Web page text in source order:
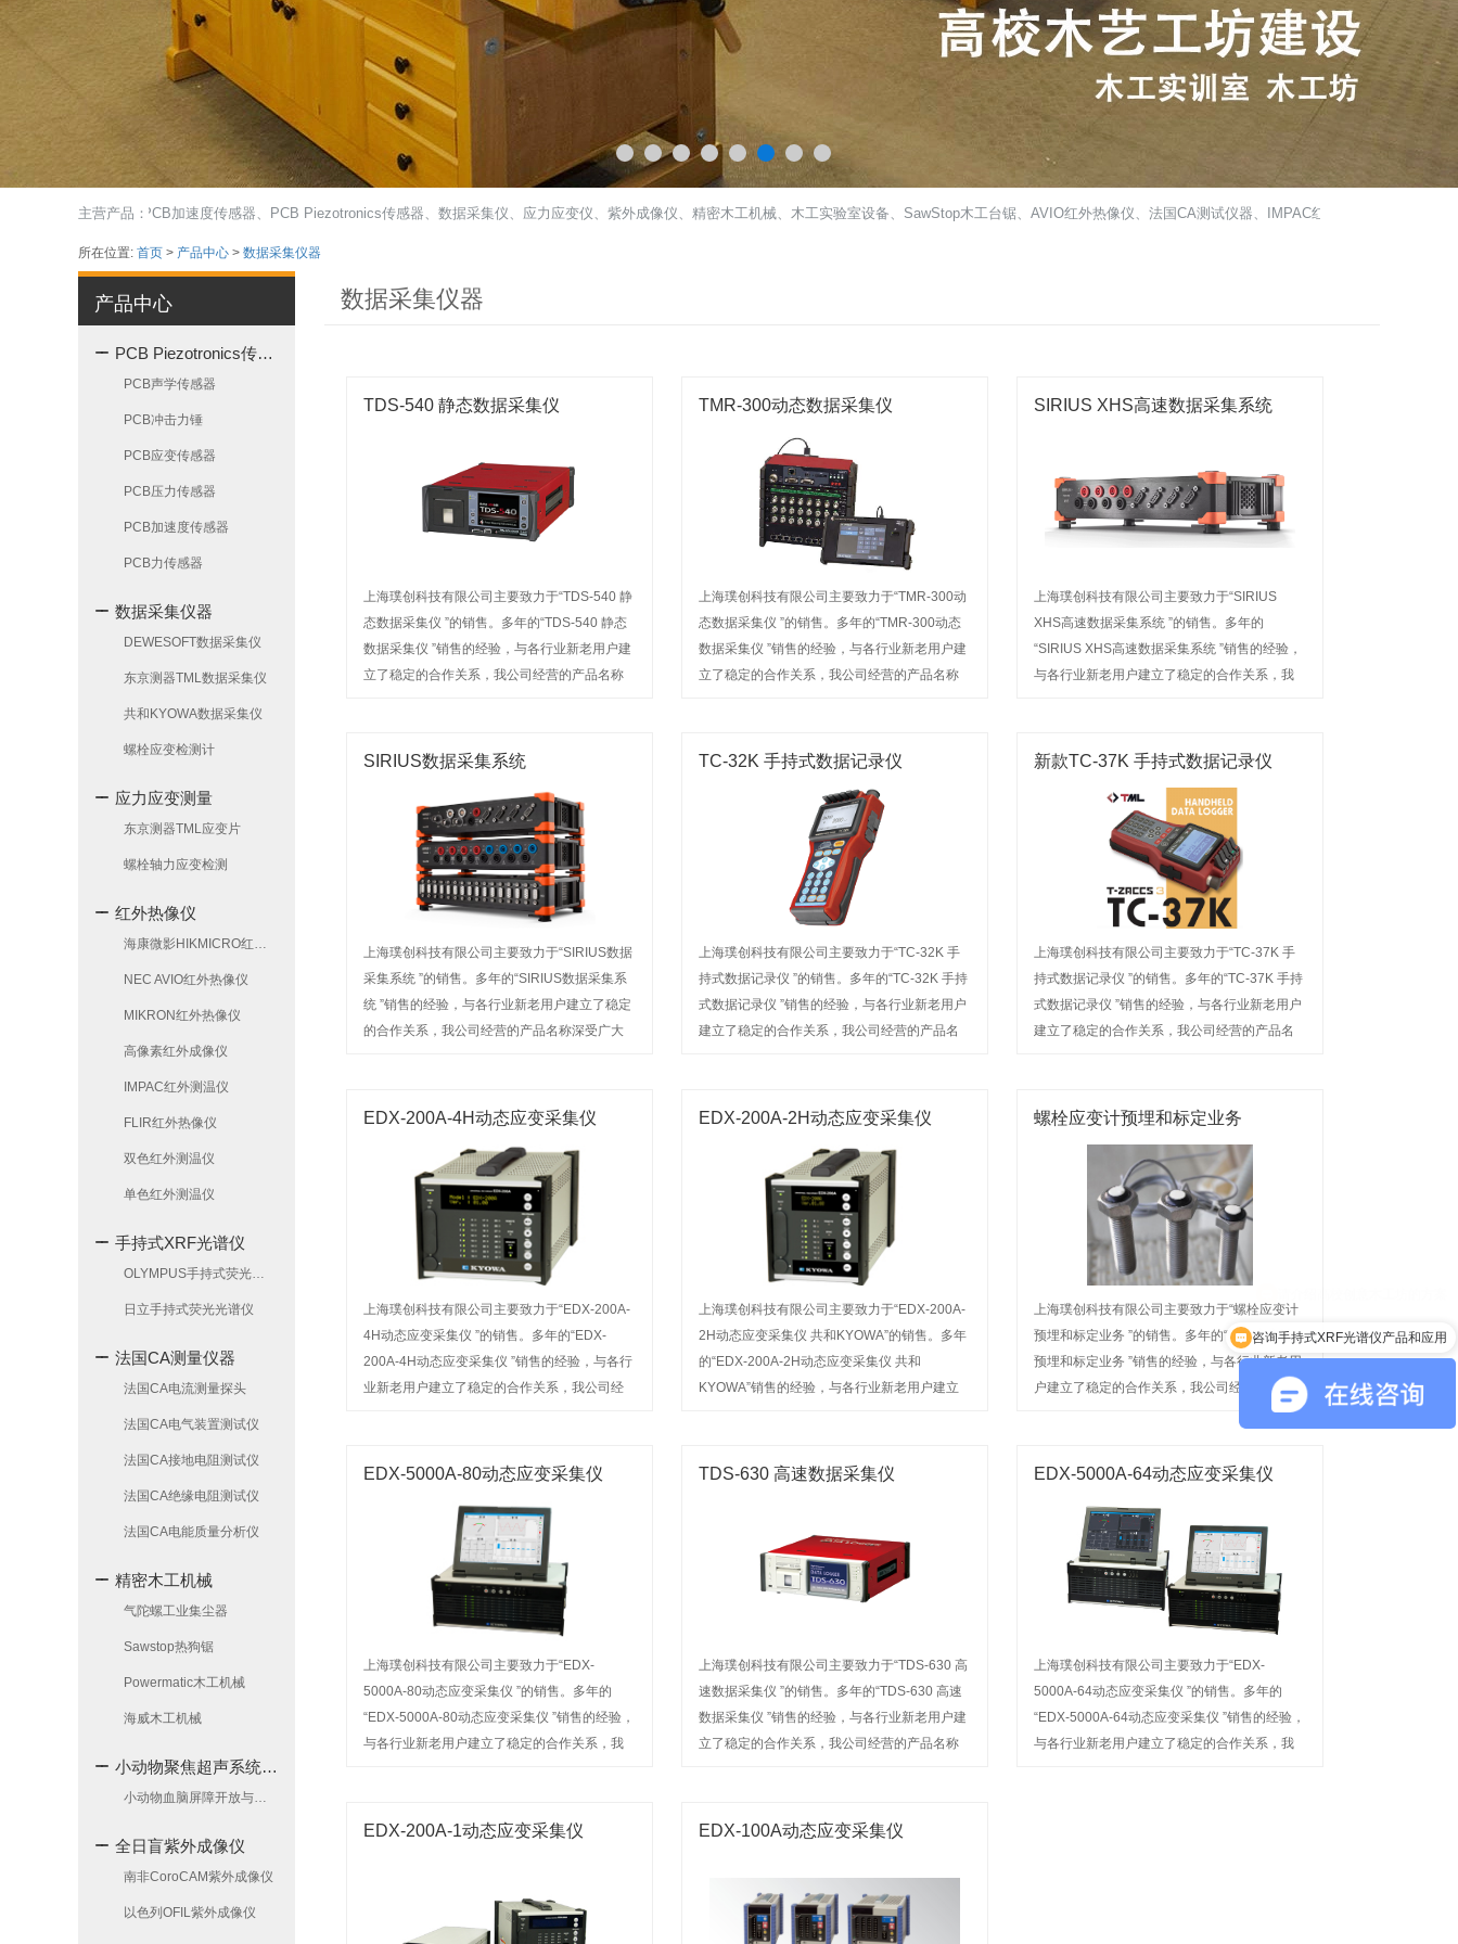
主营产品：
热像仪、PCB加速度传感器、PCB Piezotronics传感器、数据采集仪、应力应变仪、紫外成像仪、精密木工机械、木工实验室设备、SawStop木工台锯、AVIO红外热像仪、法国CA测试仪器、IMPAC红外测温仪、红外检测服务、钢丝
所在位置: 首页 > 产品中心 > 数据采集仪器
产品中心
PCB Piezotronics传感器
PCB声学传感器
PCB冲击力锤
PCB应变传感器
PCB压力传感器
PCB加速度传感器
PCB力传感器
数据采集仪器
DEWESOFT数据采集仪
东京测器TML数据采集仪
共和KYOWA数据采集仪
螺栓应变检测计
应力应变测量
东京测器TML应变片
螺栓轴力应变检测
红外热像仪
海康微影HIKMICRO红外热像仪
NEC AVIO红外热像仪
MIKRON红外热像仪
高像素红外成像仪
IMPAC红外测温仪
FLIR红外热像仪
双色红外测温仪
单色红外测温仪
手持式XRF光谱仪
OLYMPUS手持式荧光光谱仪
日立手持式荧光光谱仪
法国CA测量仪器
法国CA电流测量探头
法国CA电气装置测试仪
法国CA接地电阻测试仪
法国CA绝缘电阻测试仪
法国CA电能质量分析仪
精密木工机械
气陀螺工业集尘器
Sawstop热狗锯
Powermatic木工机械
海威木工机械
小动物聚焦超声系统(FUS)
小动物血脑屏障开放与调控系统
全日盲紫外成像仪
南非CoroCAM紫外成像仪
以色列OFIL紫外成像仪
数据采集仪器
TDS-540 静态数据采集仪
上海璞创科技有限公司主要致力于“TDS-540 静
态数据采集仪 ”的销售。多年的“TDS-540 静态
数据采集仪 ”销售的经验，与各行业新老用户建
立了稳定的合作关系，我公司经营的产品名称
TMR-300动态数据采集仪
上海璞创科技有限公司主要致力于“TMR-300动
态数据采集仪 ”的销售。多年的“TMR-300动态
数据采集仪 ”销售的经验，与各行业新老用户建
立了稳定的合作关系，我公司经营的产品名称
SIRIUS XHS高速数据采集系统
上海璞创科技有限公司主要致力于“SIRIUS
XHS高速数据采集系统 ”的销售。多年的
“SIRIUS XHS高速数据采集系统 ”销售的经验，
与各行业新老用户建立了稳定的合作关系，我
SIRIUS数据采集系统
上海璞创科技有限公司主要致力于“SIRIUS数据
采集系统 ”的销售。多年的“SIRIUS数据采集系
统 ”销售的经验，与各行业新老用户建立了稳定
的合作关系，我公司经营的产品名称深受广大
TC-32K 手持式数据记录仪
上海璞创科技有限公司主要致力于“TC-32K 手
持式数据记录仪 ”的销售。多年的“TC-32K 手持
式数据记录仪 ”销售的经验，与各行业新老用户
建立了稳定的合作关系，我公司经营的产品名
新款TC-37K 手持式数据记录仪
上海璞创科技有限公司主要致力于“TC-37K 手
持式数据记录仪 ”的销售。多年的“TC-37K 手持
式数据记录仪 ”销售的经验，与各行业新老用户
建立了稳定的合作关系，我公司经营的产品名
EDX-200A-4H动态应变采集仪
上海璞创科技有限公司主要致力于“EDX-200A-
4H动态应变采集仪 ”的销售。多年的“EDX-
200A-4H动态应变采集仪 ”销售的经验，与各行
业新老用户建立了稳定的合作关系，我公司经
EDX-200A-2H动态应变采集仪
上海璞创科技有限公司主要致力于“EDX-200A-
2H动态应变采集仪 共和KYOWA”的销售。多年
的“EDX-200A-2H动态应变采集仪 共和
KYOWA”销售的经验，与各行业新老用户建立
螺栓应变计预埋和标定业务
上海璞创科技有限公司主要致力于“螺栓应变计
预埋和标定业务 ”的销售。多年的“螺栓应变计
预埋和标定业务 ”销售的经验，与各行业新老用
户建立了稳定的合作关系，我公司经营的产品
名称深受广大用户信赖。欢迎来电咨询或前来
EDX-5000A-80动态应变采集仪
上海璞创科技有限公司主要致力于“EDX-
5000A-80动态应变采集仪 ”的销售。多年的
“EDX-5000A-80动态应变采集仪 ”销售的经验，
与各行业新老用户建立了稳定的合作关系，我
TDS-630 高速数据采集仪
上海璞创科技有限公司主要致力于“TDS-630 高
速数据采集仪 ”的销售。多年的“TDS-630 高速
数据采集仪 ”销售的经验，与各行业新老用户建
立了稳定的合作关系，我公司经营的产品名称
EDX-5000A-64动态应变采集仪
上海璞创科技有限公司主要致力于“EDX-
5000A-64动态应变采集仪 ”的销售。多年的
“EDX-5000A-64动态应变采集仪 ”销售的经验，
与各行业新老用户建立了稳定的合作关系，我
EDX-200A-1动态应变采集仪 EDX-100A动态应变采集仪
咨询手持式XRF光谱仪产品和应用